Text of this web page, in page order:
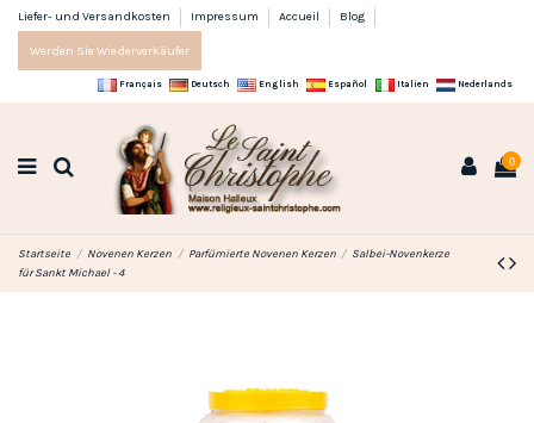
Liefer- und Versandkosten Impressum Accueil Blog
Werden Sie Wiederverkäufer
Français Deutsch English Español Italien Nederlands
0
Startseite Novenen Kerzen Parfümierte Novenen Kerzen
Salbei-Novenkerze
für Sankt Michael - 4